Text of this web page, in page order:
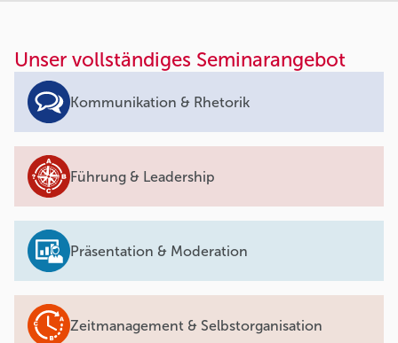
Unser vollständiges Seminarangebot
Kommunikation & Rhetorik
Führung & Leadership
Präsentation & Moderation
Zeitmanagement & Selbstorganisation